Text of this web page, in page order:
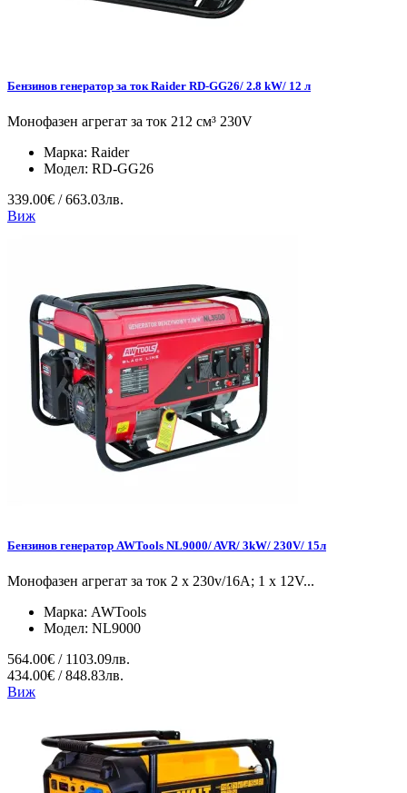
Бензинов генератор за ток Raider RD-GG26/ 2.8 kW/ 12 л
Монофазен агрегат за ток 212 см³ 230V
Марка: Raider
Модел: RD-GG26
339.00€ / 663.03лв.
Виж
Бензинов генератор AWTools NL9000/ AVR/ 3kW/ 230V/ 15л
Монофазен агрегат за ток 2 x 230v/16A; 1 x 12V...
Марка: AWTools
Модел: NL9000
564.00€ / 1103.09лв.
434.00€ / 848.83лв.
Виж